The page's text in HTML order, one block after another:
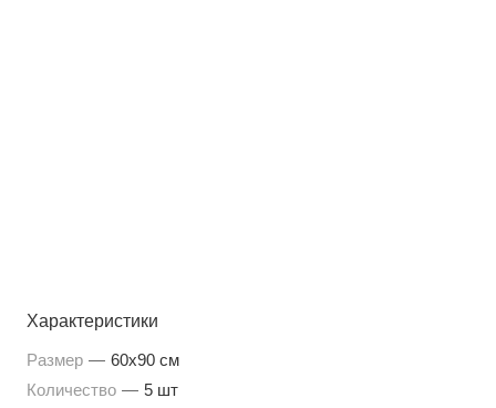
Характеристики
Размер — 60x90 см
Количество — 5 шт